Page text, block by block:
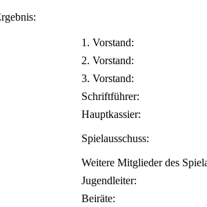
1. Vorstand:
2. Vorstand:
3. Vorstand:
Schriftführer:
Hauptkassier:
Spielausschuss:
Weitere Mitglieder des
Jugendleiter:
Beiräte: